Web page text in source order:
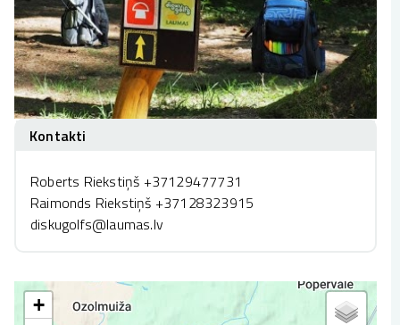
Kontakti
Roberts Riekstiņš +37129477731
Raimonds Riekstiņš +37128323915
diskugolfs@laumas.lv
+